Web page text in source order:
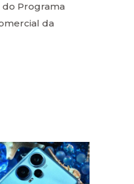
do Programa
da